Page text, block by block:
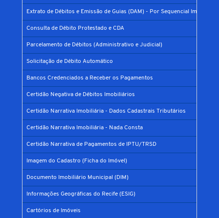
Extrato de Débitos e Emissão de Guias (DAM) - Por Sequencial Imobiliário
Consulta de Débito Protestado e CDA
Parcelamento de Débitos (Administrativo e Judicial)
Solicitação de Débito Automático
Bancos Credenciados a Receber os Pagamentos
Certidão Negativa de Débitos Imobiliários
Certidão Narrativa Imobiliária - Dados Cadastrais Tributários
Certidão Narrativa Imobiliária - Nada Consta
Certidão Narrativa de Pagamentos de IPTU/TRSD
Imagem do Cadastro (Ficha do Imóvel)
Documento Imobiliário Municipal (DIM)
Informações Geográficas do Recife (ESIG)
Cartórios de Imóveis